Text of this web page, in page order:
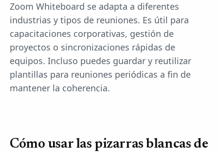
Zoom Whiteboard se adapta a diferentes
industrias y tipos de reuniones. Es útil para
capacitaciones corporativas, gestión de
proyectos o sincronizaciones rápidas de
equipos. Incluso puedes guardar y reutilizar
plantillas para reuniones periódicas a fin de
mantener la coherencia.
Cómo usar las pizarras blancas de